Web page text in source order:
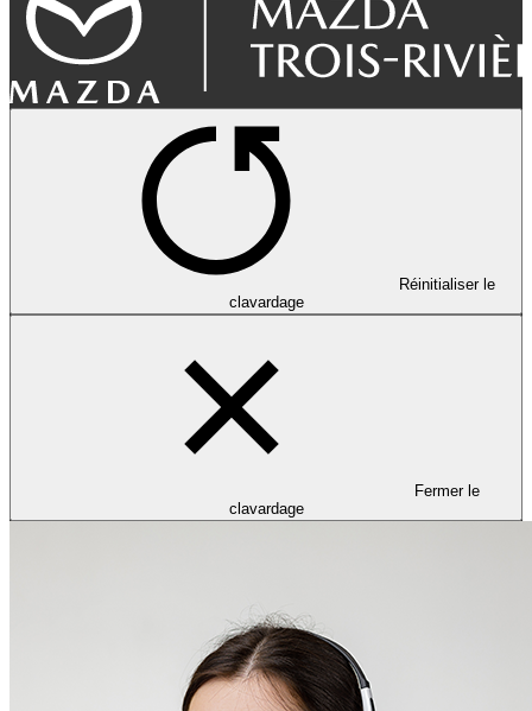
Réinitialiser le
clavardage
Fermer le
clavardage